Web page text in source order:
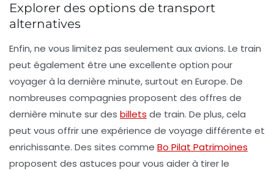
Explorer des options de transport
alternatives
Enfin, ne vous limitez pas seulement aux avions. Le train
peut également être une excellente option pour
voyager à la dernière minute, surtout en Europe. De
nombreuses compagnies proposent des offres de
dernière minute sur des billets de train. De plus, cela
peut vous offrir une expérience de voyage différente et
enrichissante. Des sites comme Bo Pilat Patrimoines
proposent des astuces pour vous aider à tirer le